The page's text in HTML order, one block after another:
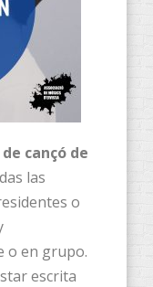
cançó de
las
o
o en grupo.
escrita